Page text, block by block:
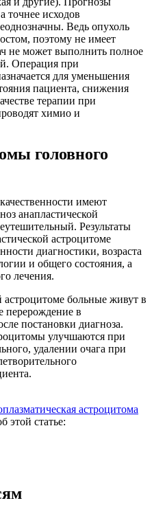
точнее исходов
Ведь опухоль
поэтому не имеет
не может выполнить полное
Операция при
для уменьшения
пациента, снижения
терапии при
химио и
головного
имеют
анапластической
Результаты
астроцитоме
диагностики, возраста
и общего состояния, а
лечения.
астроцитоме больные живут в
перерождение в
постановки диагноза.
улучшаются при
удалении очага при
астроцитома
этой статье: